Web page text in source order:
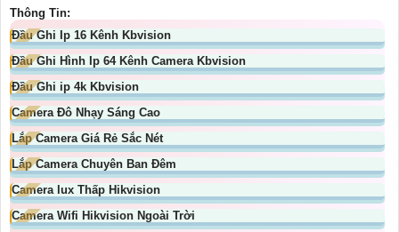
Thông Tin:
Đầu Ghi Ip 16 Kênh Kbvision
Đầu Ghi Hình Ip 64 Kênh Camera Kbvision
Đầu Ghi ip 4k Kbvision
Camera Đô Nhạy Sáng Cao
Lắp Camera Giá Rẻ Sắc Nét
Lắp Camera Chuyên Ban Đêm
Camera lux Thấp Hikvision
Camera Wifi Hikvision Ngoài Trời